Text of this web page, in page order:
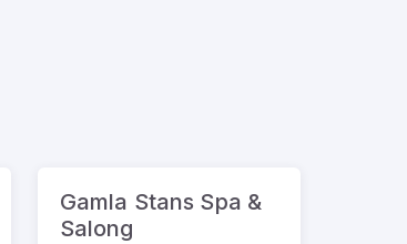
Gamla Stans Spa &
Salong